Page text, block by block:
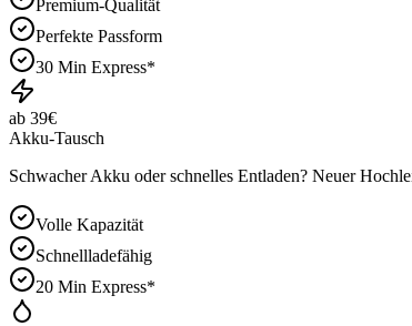
Premium-Qualität
Perfekte Passform
30 Min Express*
ab 39€
Akku-Tausch
Schwacher Akku oder schnelles Entladen? Neuer
Volle Kapazität
Schnellladefähig
20 Min Express*